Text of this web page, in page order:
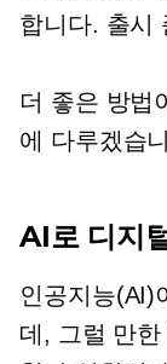
합니다. 출시
더 좋은 방법
에 다루겠습
AI로 디지
인공지능(AI)
데, 그럴 만